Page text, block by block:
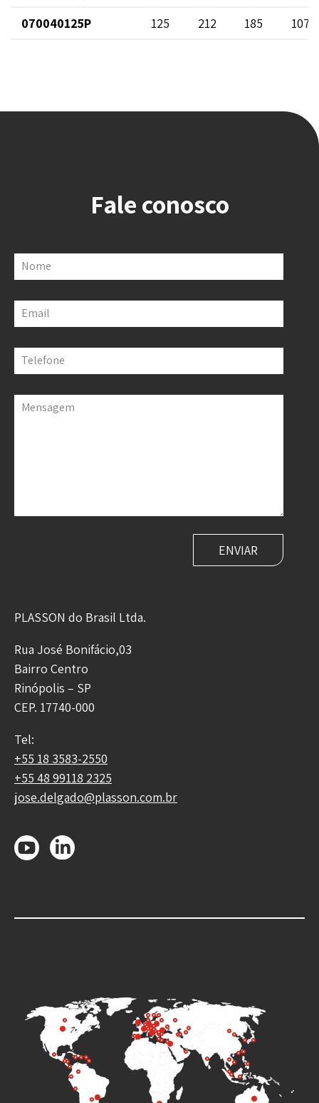
070040125P
125 212 185 107
Fale conosco
Nome
Email
Telefone
Mensagem
PLASSON do Brasil Ltda.
Rua José Bonifácio,03
Bairro Centro
Rinópolis – SP
CEP. 17740-000
Tel:
+55 18 3583-2550
+55 48 99118 2325
jose.delgado@plasson.com.br